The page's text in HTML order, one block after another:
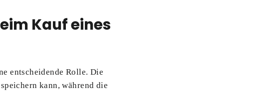
Kauf eines
entscheidende Rolle. Die
kann, während die